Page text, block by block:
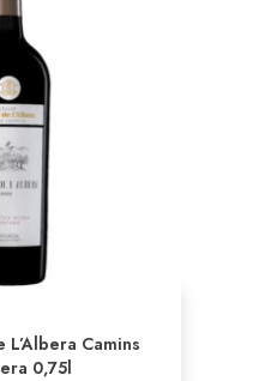
Camins
0,75l